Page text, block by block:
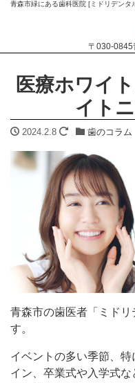
青森市緑にある歯科医院 [ミドリデンタ
〒030-0845
医療ホワイ
イト
2024.2.8 歯のコラム
青森市の歯医者「ミド
す。
イベントの多い季節、
イン、卒業式や入学式